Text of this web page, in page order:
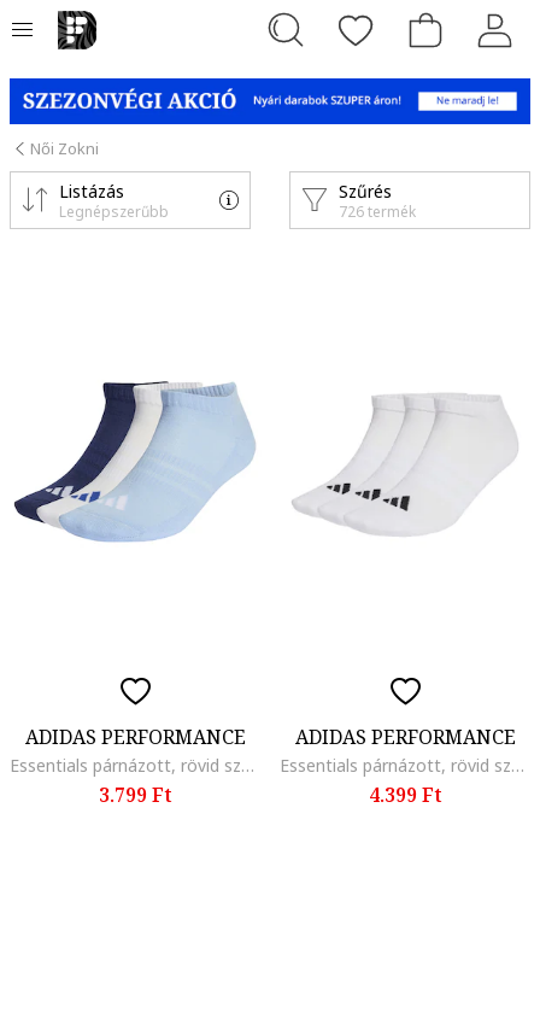
Női Zokni
Szűrés
726 termék
Listázás
Legnépszerűbb
ADIDAS PERFORMANCE
Essentials párnázott, rövid szárú zokni szett - 3 pár, Fehér/Sötétkék/Világoskék
3.799 Ft
ADIDAS PERFORMANCE
Essentials párnázott, rövid szárú zokni szett - 3 pár, Fehér
4.399 Ft